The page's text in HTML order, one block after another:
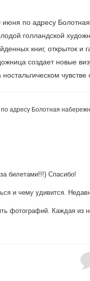
июня по адресу
голландской
книг, открыток
создает новые
адресу Болотная
билетами!!!) Спасибо!
и чему удивится.
фотографий. Каждая из